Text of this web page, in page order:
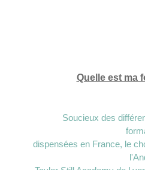
Quelle est ma
Soucieux des
dispensées en France, le